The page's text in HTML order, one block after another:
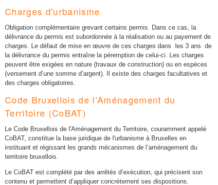
Charges d'urbanisme
Obligation complémentaire grevant certains permis. Dans ce cas, la
délivrance du permis est subordonnée à la réalisation ou au payement de
charges. Le défaut de mise en œuvre de ces charges dans les 3 ans de
la délivrance du permis entraîne la péremption de celui-ci. Les charges
peuvent être exigées en nature (travaux de construction) ou en espèces
(versement d’une somme d’argent). Il existe des charges facultatives et
des charges obligatoires.
Code Bruxellois de l'Aménagement du
Territoire (CoBAT)
Le Code Bruxellois de l'Aménagement du Territoire, couramment appelé
CoBAT, constitue la base juridique de l'urbanisme à Bruxelles en
instituant et régissant les grands mécanismes de l’aménagement du
territoire bruxellois.
Le CoBAT est complété par des arrêtés d’exécution, qui précisent son
contenu et permettent d’appliquer concrètement ses dispositions.